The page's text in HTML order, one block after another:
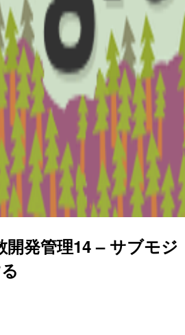
発管理14 – サブモジ